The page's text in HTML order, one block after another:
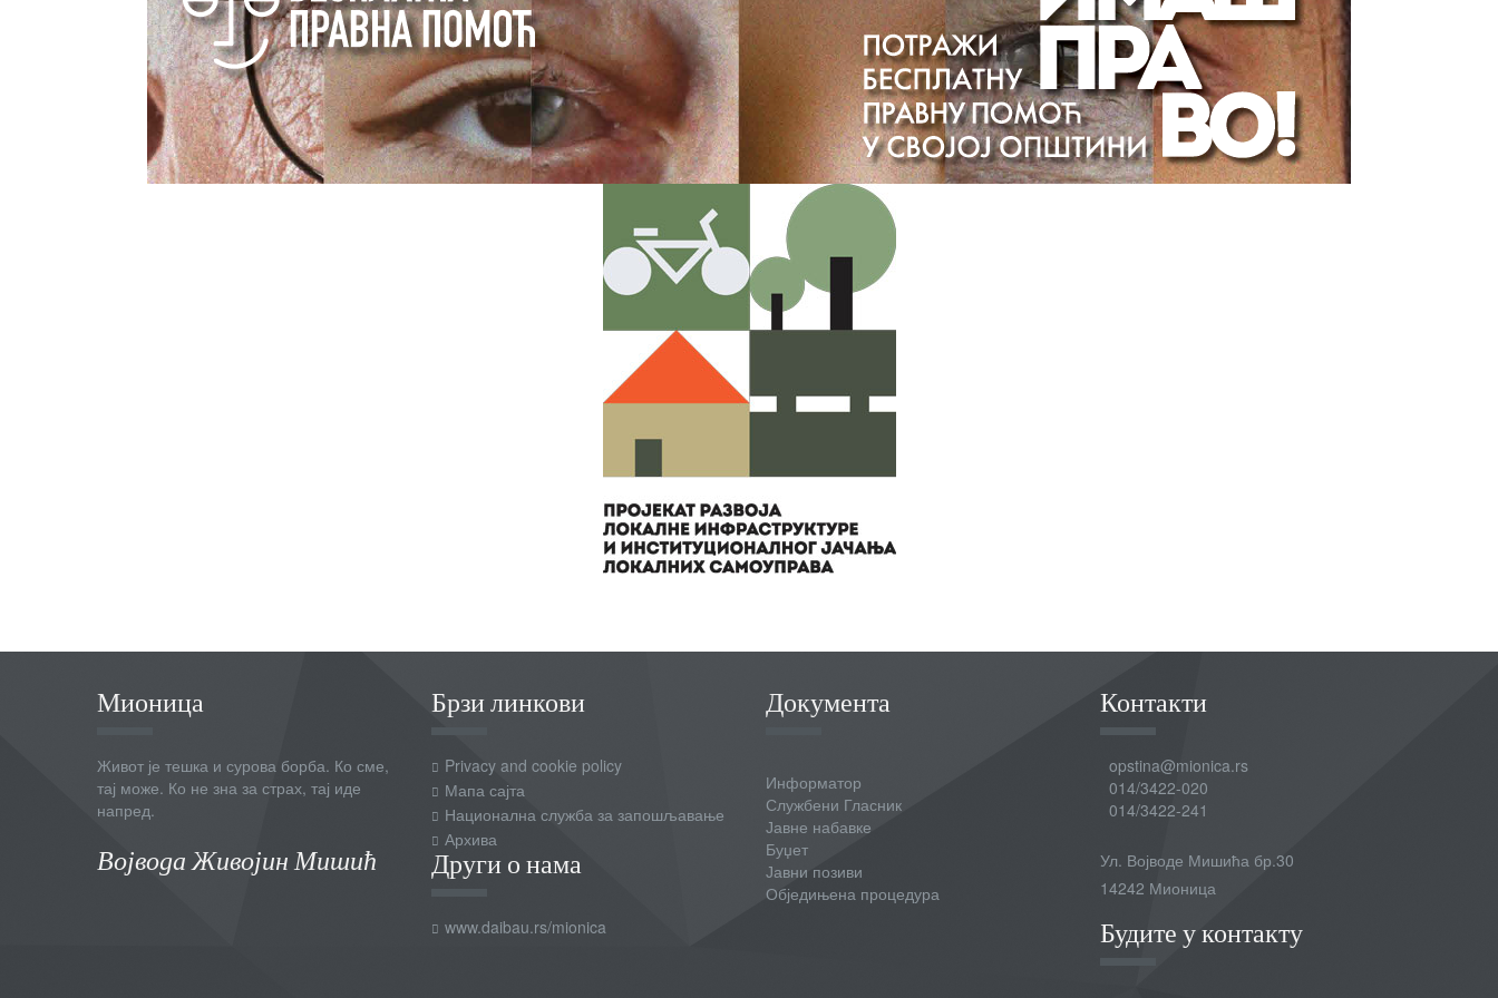
Мионица
Живот је тешка и сурова борба. Ко сме,
тај може. Ко не зна за страх, тај иде
напред.
Војвода Живојин Мишић
Брзи линкови
Privacy and cookie policy
Мапа сајта
Национална служба за запошљавање
Архива
Други о нама
www.daibau.rs/mionica
Документа
Информатор
Службени Гласник
Јавне набавке
Буџет
Јавни позиви
Обједињена процедура
Контакти
opstina@mionica.rs
014/3422-020
014/3422-241
Ул. Војводе Мишића бр.30
14242 Мионица
Будите у контакту